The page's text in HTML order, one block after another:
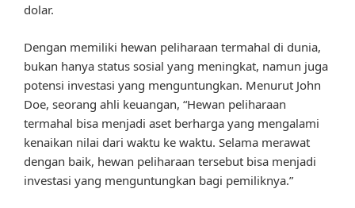
dolar.
Dengan memiliki hewan peliharaan termahal di dunia,
bukan hanya status sosial yang meningkat, namun juga
potensi investasi yang menguntungkan. Menurut John
Doe, seorang ahli keuangan, “Hewan peliharaan
termahal bisa menjadi aset berharga yang mengalami
kenaikan nilai dari waktu ke waktu. Selama merawat
dengan baik, hewan peliharaan tersebut bisa menjadi
investasi yang menguntungkan bagi pemiliknya.”